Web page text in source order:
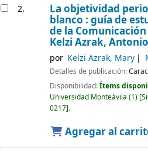
2. La objetividad
blanco : guía de
de la
Kelzi Azrak,
por Kelzi Azrak, Mary
Detalles de publicación:
Disponibilidad:Ítems
Universidad Monteávila (1)
0217 .
Agregar al